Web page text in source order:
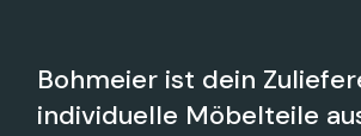
Bohmeier ist dein
individuelle Möbelteile